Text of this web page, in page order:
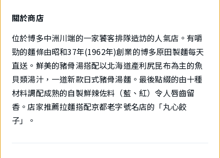
關於商店
位於博多中洲川端的一家饕客排隊造訪的人氣店。有嚼
勁的麵條由昭和37年(1962年)創業的博多原田製麵每天
直送。鮮美的豬骨湯搭配以北海道產利尻昆布為主的魚
貝類湯汁，一道新款日式豬骨湯麵。最後點綴的由十種
材料調配成熟的自製鮮辣佐料（藍、紅）令人唇齒留
香。店家推薦拉麵搭配京都老字號名店的「丸心餃
子」。